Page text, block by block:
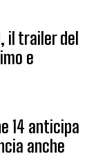
il trailer del
e
14 anticipa
anche